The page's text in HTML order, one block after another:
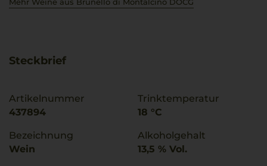
Steckbrief
Artikelnummer
437894
Bezeichnung
Wein
Trinktemperatur
18 °C
Alkoholgehalt
13,5 % Vol.